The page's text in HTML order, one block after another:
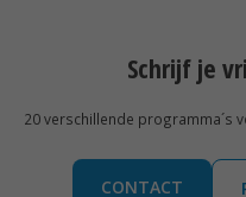
Schrijf je
20 verschillende programma´s
CONTACT